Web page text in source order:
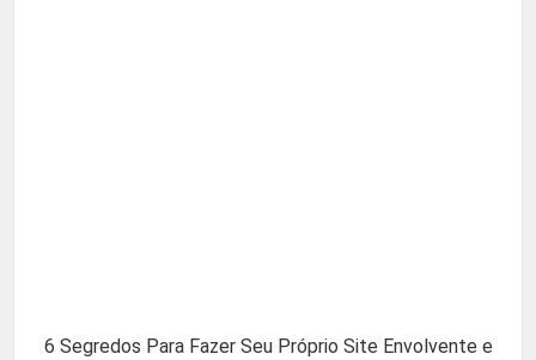
6 Segredos Para Fazer Seu Próprio Site Envolvente e